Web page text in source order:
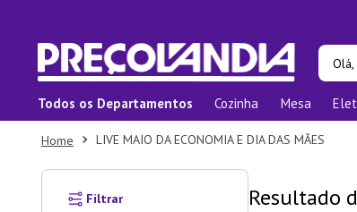
Olá, o
Todos os Departamentos Cozinha Mesa
LIVE MAIO DA ECONOMIA E DIA DAS MÃES
3 º